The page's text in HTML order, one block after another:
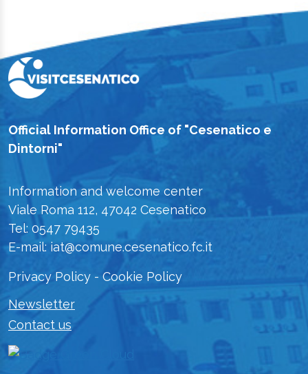
Official Information Office of "Cesenatico e
Dintorni"
Information and welcome center
Viale Roma 112, 47042 Cesenatico
Tel: 0547 79435
E-mail: iat@comune.cesenatico.fc.it
Privacy Policy - Cookie Policy
Newsletter
Contact us